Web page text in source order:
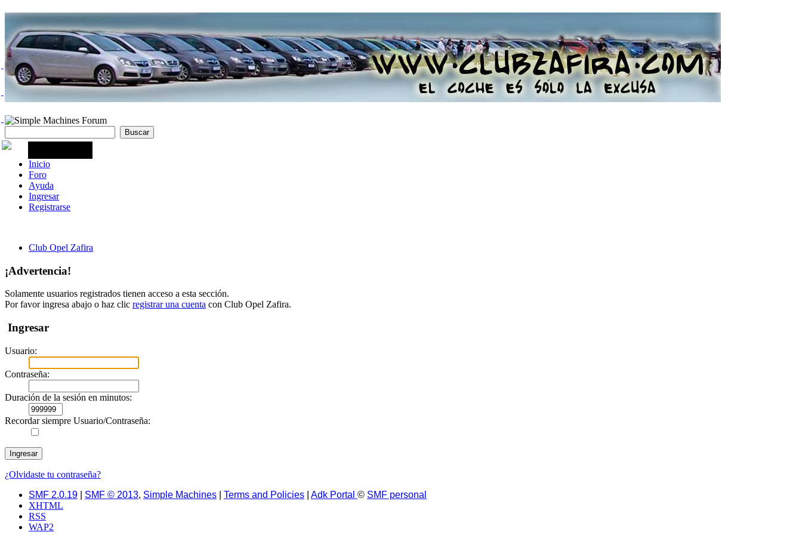
Inicio
Foro
Ayuda
Ingresar
Registrarse
Club Opel Zafira
¡Advertencia!
Solamente usuarios registrados tienen acceso a esta sección.
Por favor ingresa abajo o haz clic registrar una cuenta con Club Opel Zafira.
Ingresar
Usuario:
Contraseña:
Duración de la sesión en minutos:
Recordar siempre Usuario/Contraseña:
¿Olvidaste tu contraseña?
SMF 2.0.19
SMF © 2013, Simple Machines Terms and Policies Adk Portal © SMF personal
XHTML
RSS
WAP2